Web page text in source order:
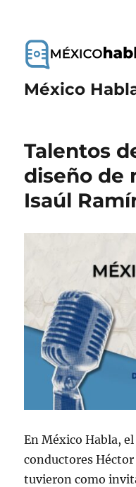
México
Talentos
diseño de
Isaúl
En México Habla,
conductores
tuvieron como